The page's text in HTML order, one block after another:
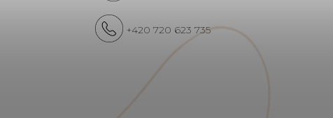
+420 720 623 735